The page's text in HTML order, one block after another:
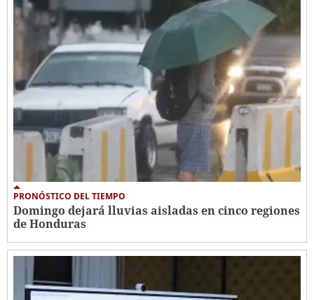
PRONÓSTICO DEL TIEMPO
Domingo dejará lluvias aisladas en cinco regiones
de Honduras